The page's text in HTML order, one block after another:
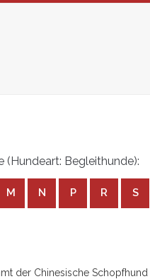
(Hundeart: Begleithunde):
M N P R S
der Chinesische Schopfhund